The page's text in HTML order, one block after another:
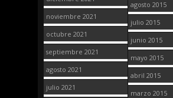
noviembre 2021
octubre 2021
septiembre 2021
agosto 2021
julio 2021
agosto 2015
julio 2015
junio 2015
mayo 2015
abril 2015
marzo 2015